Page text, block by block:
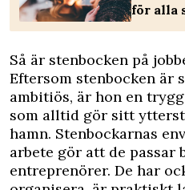
för alla
Så är stenbocken på
Eftersom stenbocken är
ambitiös, är hon en
som alltid gör sitt
hamn. Stenbockarnas
arbete gör att de passar
entreprenörer. De har